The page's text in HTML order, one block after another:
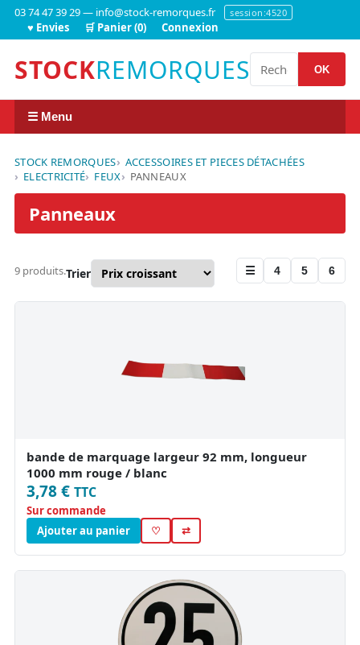
03 74 47 39 29 — info@stock-remorques.fr session:4520
♥ Envies 🛒 Panier (0) Connexion
STOCKREMORQUES OK
☰ Menu
STOCK REMORQUES
ACCESSOIRES ET PIECES DÉTACHÉES
ELECTRICITÉ
FEUX PANNEAUX
Panneaux
9 produits.Trier ☰ 4 5 6
bande de marquage largeur 92 mm, longueur
1000 mm rouge / blanc
3,78 € TTC
Sur commande
Ajouter au panier
♡ ⇄